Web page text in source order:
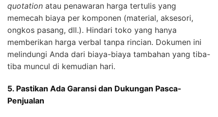
quotation atau penawaran harga tertulis yang
memecah biaya per komponen (material, aksesori,
ongkos pasang, dll.). Hindari toko yang hanya
memberikan harga verbal tanpa rincian. Dokumen ini
melindungi Anda dari biaya-biaya tambahan yang tiba-
tiba muncul di kemudian hari.
5. Pastikan Ada Garansi dan Dukungan Pasca-
Penjualan